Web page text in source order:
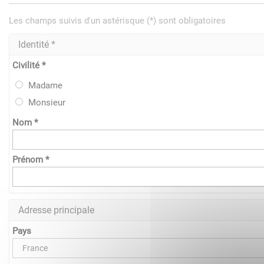
Les champs suivis d'un astérisque (*) sont obligatoires
Identité *
Civilité *
Madame
Monsieur
Nom *
Prénom *
Adresse principale
Pays
France